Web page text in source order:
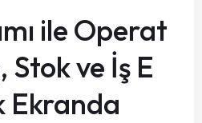
ile Operat
Stok ve İş E
Ekranda